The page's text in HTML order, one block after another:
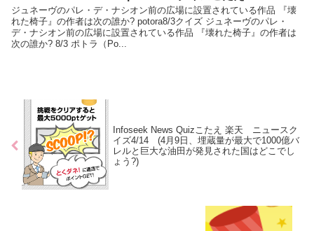
ジュネーヴのパレ・デ・ナシオン前の広場に設置されている作品 『壊
れた椅子』の作者は次の誰か? potora8/3クイズ ジュネーヴのパレ・
デ・ナシオン前の広場に設置されている作品 『壊れた椅子』の作者は
次の誰か? 8/3 ポトラ（Po...
Infoseek News Quizこたえ 楽天 ニュースク
イズ4/14 (4月9日、埋蔵量が最大で1000億バ
レルと巨大な油田が発見された国はどこでし
ょう?)